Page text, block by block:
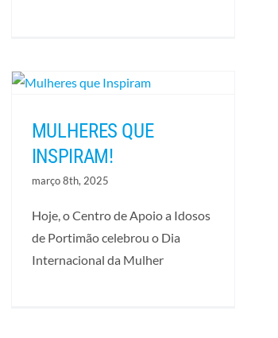
MULHERES QUE
INSPIRAM!
março 8th, 2025
Hoje, o Centro de Apoio a Idosos
de Portimão celebrou o Dia
Internacional da Mulher